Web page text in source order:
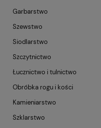
Garbarstwo
Szewstwo
Siodlarstwo
Szczytnictwo
Łucznictwo i tulnictwo
Obróbka rogu i kości
Kamieniarstwo
Szklarstwo